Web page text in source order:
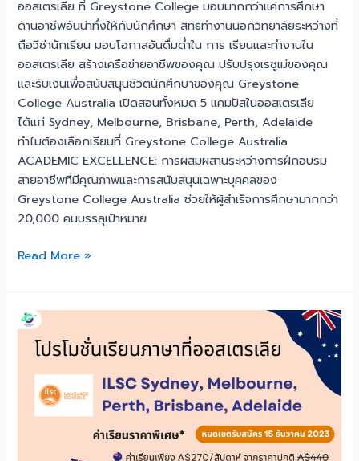
ออสเตรเลีย ที่ Greystone College มอบมากกว่าแค่การศึกษา
ด้านอาชีพอันน่าทึ่งให้กับนักศึกษา สิทธิทำงานนอกวิทยาลัยระหว่างที่
ถือวีซ่านักเรียน มอบโอกาสอันดื่มด่ำใน การ เรียนและทำงานใน
ออสเตรเลีย สร้างเครือข่ายอาชีพของคุณ ปรับปรุงเรซูเม่ของคุณ
และรับเงินเพื่อสนับสนุนชีวิตนักศึกษาของคุณ Greystone
College Australia เปิดสอนทั้งหมด 5 แคมปัสในออสเตรเลีย
ได้แก่ Sydney, Melbourne, Brisbane, Perth, Adelaide
ทำไมต้องเลือกเรียนที่ Greystone College Australia
ACADEMIC EXCELLENCE: การผสมผสานระหว่างการฝึกอบรม
สายอาชีพที่มีคุณภาพและการสนับสนุนเฉพาะบุคคลของ
Greystone College Australia ช่วยให้ผู้สำเร็จการศึกษามากกว่า
20,000 คนบรรลุเป้าหมาย
Read More »
โปร
เรียน
ภาษา
ILSC